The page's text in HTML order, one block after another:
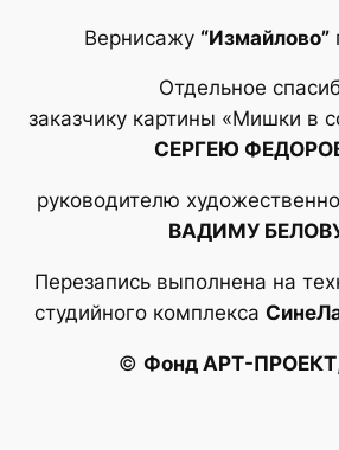
Вернисажу “Измайлово”
Отдельное
заказчику картины «Мишки в
СЕРГЕЮ
руководителю
ВАДИМУ
Перезапись выполнена на
студийного комплекса
© Фонд АРТ-ПРОЕКТ